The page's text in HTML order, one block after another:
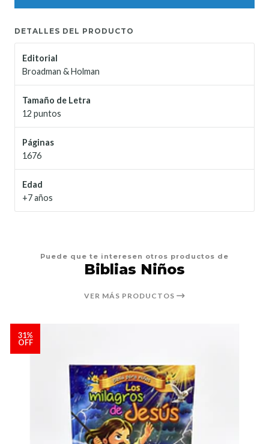
DETALLES DEL PRODUCTO
Editorial
Broadman & Holman
Tamaño de Letra
12 puntos
Páginas
1676
Edad
+7 años
Puede que te interesen otros productos de
Biblias Niños
VER MÁS PRODUCTOS
31%
OFF